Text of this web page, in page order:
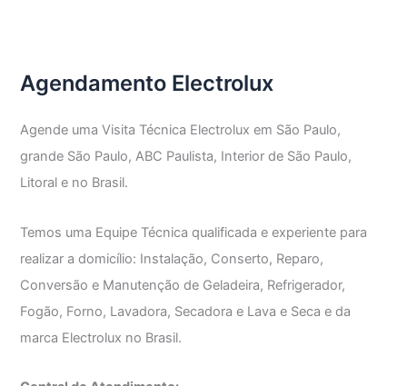
Agendamento Electrolux
Agende uma Visita Técnica Electrolux em São Paulo,
grande São Paulo, ABC Paulista, Interior de São Paulo,
Litoral e no Brasil.
Temos uma Equipe Técnica qualificada e experiente para
realizar a domicílio: Instalação, Conserto, Reparo,
Conversão e Manutenção de Geladeira, Refrigerador,
Fogão, Forno, Lavadora, Secadora e Lava e Seca e da
marca Electrolux no Brasil.